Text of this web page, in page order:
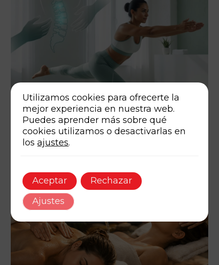
Tags junio 3, 2026
Construyendo Resiliencia Física: El Valor Agregado de
12 min de lectura
Utilizamos cookies para ofrecerte la
mejor experiencia en nuestra web.
Puedes aprender más sobre qué
cookies utilizamos o desactivarlas en
losajustes.
Aceptar
Rechazar
Ajustes